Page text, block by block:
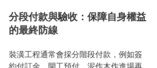
分段付款與驗收：保障自身權益
的最終防線
裝潢工程通常會採分階段付款，例如簽